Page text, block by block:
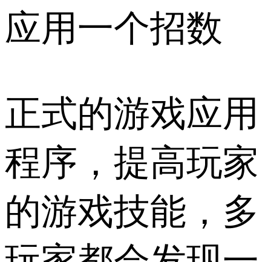
应用一个招数
正式的游戏应用
程序，提高玩家
的游戏技能，多